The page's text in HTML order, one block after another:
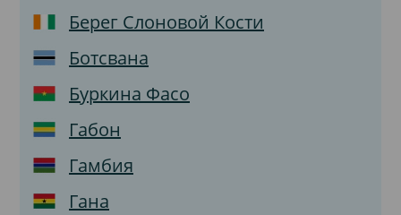
Берег Слоновой Кости
Ботсвана
Буркина Фасо
Габон
Гамбия
Гана